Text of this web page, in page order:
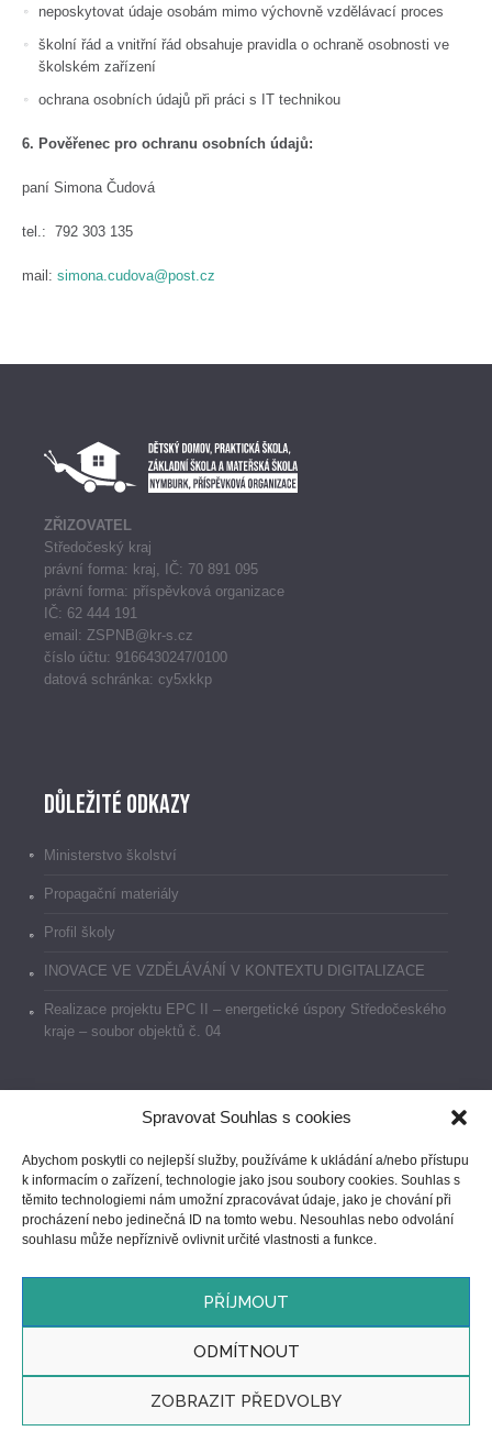
Spravovat Souhlas s cookies
Abychom poskytli co nejlepší služby, používáme k ukládání a/nebo přístupu
k informacím o zařízení, technologie jako jsou soubory cookies. Souhlas s
těmito technologiemi nám umožní zpracovávat údaje, jako je chování při
procházení nebo jedinečná ID na tomto webu. Nesouhlas nebo odvolání
souhlasu může nepříznivě ovlivnit určité vlastnosti a funkce.
PŘÍJMOUT
ODMÍTNOUT
ZOBRAZIT PŘEDVOLBY
neposkytovat údaje osobám mimo výchovně vzdělávací proces
školní řád a vnitřní řád obsahuje pravidla o ochraně osobnosti ve
školském zařízení
ochrana osobních údajů při práci s IT technikou
6. Pověřenec pro ochranu osobních údajů​:
paní Simona Čudová
tel.: 792 303 135
mail:simona.cudova@post.cz
ZŘIZOVATEL
Středočeský kraj
právní forma: kraj, IČ: 70 891 095
právní forma: příspěvková organizace
IČ: 62 444 191
email: ZSPNB@kr-s.cz
číslo účtu: 9166430247/0100
datová schránka: cy5xkkp
Důležité odkazy
Ministerstvo školství
Propagační materiály
Profil školy
INOVACE VE VZDĚLÁVÁNÍ V KONTEXTU DIGITALIZACE
Realizace projektu EPC II – energetické úspory Středočeského
kraje – soubor objektů č. 04
Prohlášení o přístupnosti
GDPR